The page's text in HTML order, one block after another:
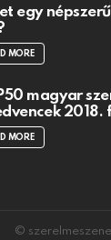
egy
MORE
magyar
2018.
MORE
©